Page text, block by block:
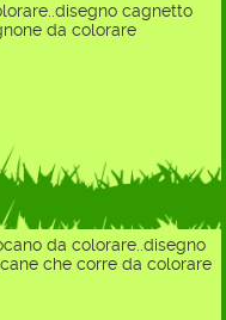
cagnetto
da colorare
da colorare..disegno
che corre da colorare